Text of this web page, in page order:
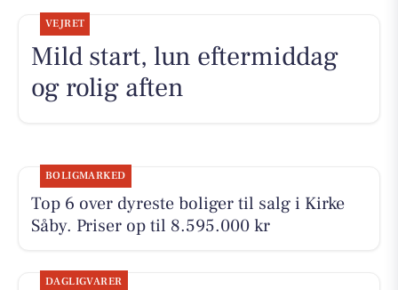
VEJRET
Mild start, lun eftermiddag
og rolig aften
BOLIGMARKED
Top 6 over dyreste boliger til salg i Kirke
Såby. Priser op til 8.595.000 kr
DAGLIGVARER